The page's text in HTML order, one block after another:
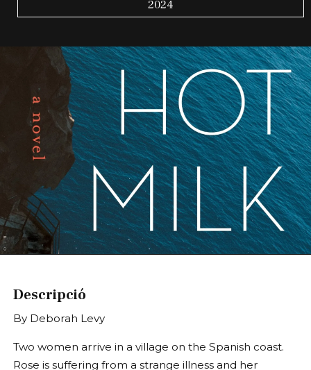
2024
Descripció
By Deborah Levy
Two women arrive in a village on the Spanish coast.
Rose is suffering from a strange illness and her